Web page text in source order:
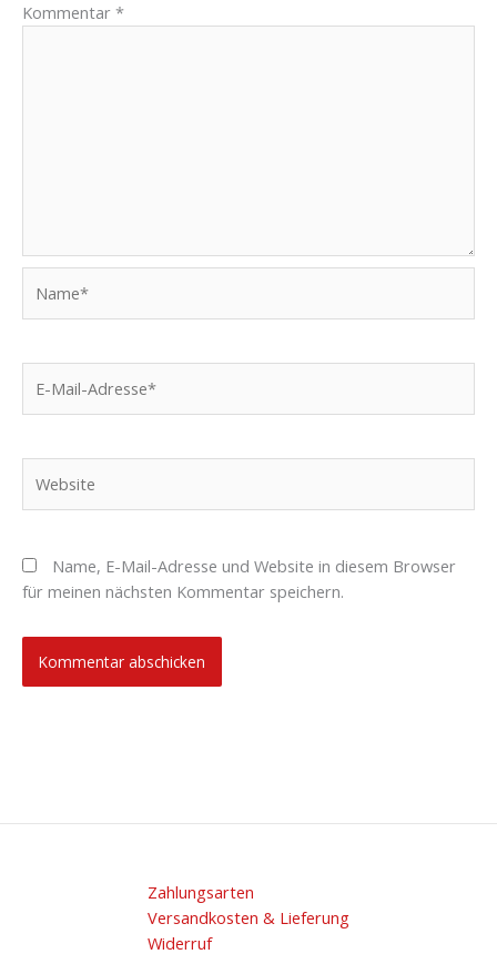
Kommentar *
Mail-
Name, E-Mail-Adresse und Website in diesem Browser
für meinen nächsten Kommentar speichern.
Zahlungsarten
Versandkosten & Lieferung
Widerruf